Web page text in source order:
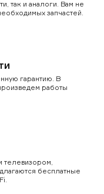
так и аналоги. Вам не
запчастей.
гарантию. В
работы
телевизором,
бесплатные